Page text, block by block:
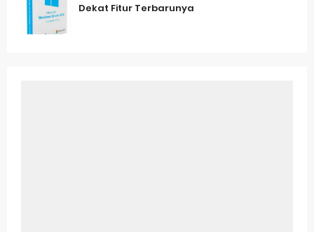
Dekat Fitur Terbarunya